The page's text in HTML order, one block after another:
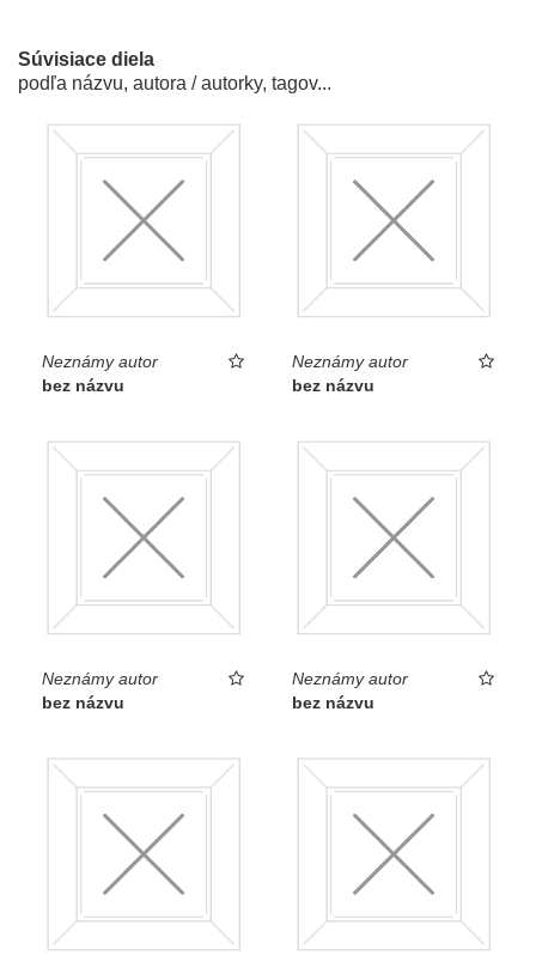
Súvisiace diela
podľa názvu, autora / autorky, tagov...
Neznámy autor
bez názvu
Neznámy autor
bez názvu
Neznámy autor
bez názvu
Neznámy autor
bez názvu